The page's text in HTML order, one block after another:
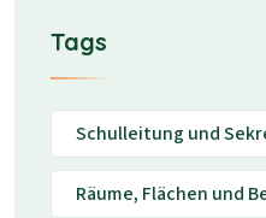
Tags
Schulleitung und
Räume, Flächen und